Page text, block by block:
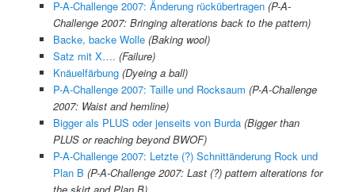
P-A-Challenge 2007: Änderung rückübertragen (P-A-
Challenge 2007: Bringing alterations back to the pattern)
Backe, backe Wolle (Baking wool)
Satz mit X…. (Failure)
Knäuelfärbung (Dyeing a ball)
P-A-Challenge 2007: Taille und Rocksaum (P-A-Challenge
2007: Waist and hemline)
Bigger als PLUS oder jenseits von Burda (Bigger than
PLUS or reaching beyond BWOF)
P-A-Challenge 2007: Letzte (?) Schnittänderung Rock und
Plan B (P-A-Challenge 2007: Last (?) pattern alterations for